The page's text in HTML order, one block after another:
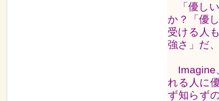
「優し
か？「優
受ける人
強さ」だ
Imagine
れる人に
ず知らず